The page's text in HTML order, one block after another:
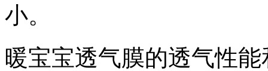
小。
暖宝宝透气膜的透气性